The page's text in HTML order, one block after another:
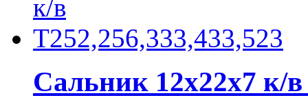
Сальник 12х22х7 к/в